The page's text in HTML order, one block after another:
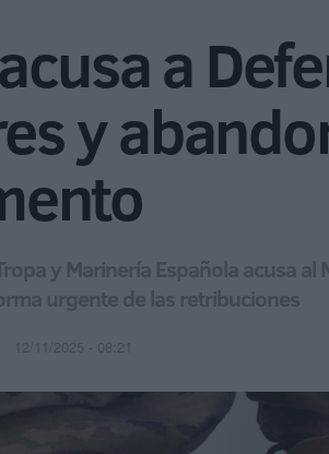
a
y
y Marinería Española acusa
urgente de las retribuciones
12/11/2025 - 08:21